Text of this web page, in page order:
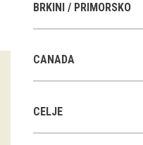
E-razstave
Arhiv razstav
BRKINI / PRIMORSKO
CANADA
CELJE